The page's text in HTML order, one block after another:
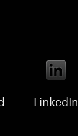
LinkedIn